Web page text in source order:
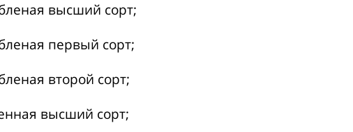
высший сорт;
первый сорт;
второй сорт;
высший сорт;